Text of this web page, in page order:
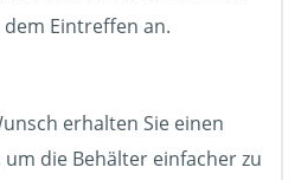
dem Eintreffen an.
erhalten Sie einen
um die Behälter einfacher zu